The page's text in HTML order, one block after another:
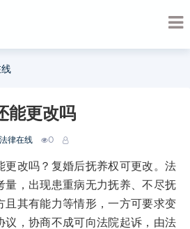
能更改吗
法律在线 0
改吗？复婚后抚养权可更改。法
量，出现患重病无力抚养、不尽抚
且其有能力等情形，一方可要求变
议，协商不成可向法院起诉，由法